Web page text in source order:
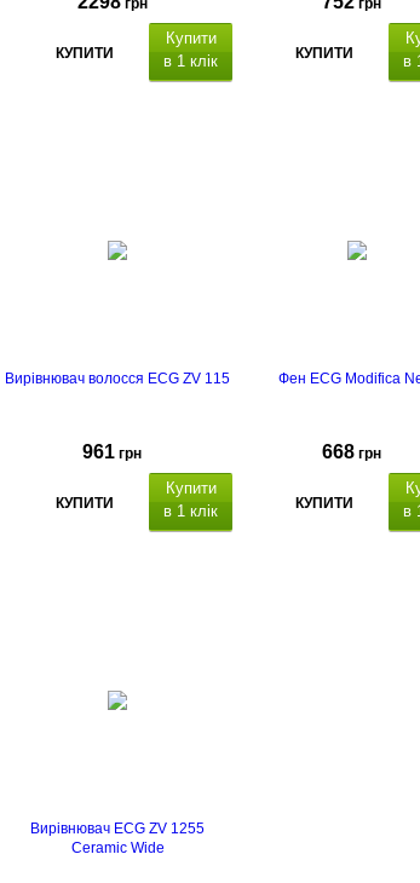
КУПИТИ
Купити
в 1 клік
КУПИТИ
в
Вирівнювач волосся ECG ZV 115
961 грн
КУПИТИ
Купити
в 1 клік
Фен ECG Modifica
668 грн
КУПИТИ
в
Вирівнювач ECG ZV 1255
Ceramic Wide